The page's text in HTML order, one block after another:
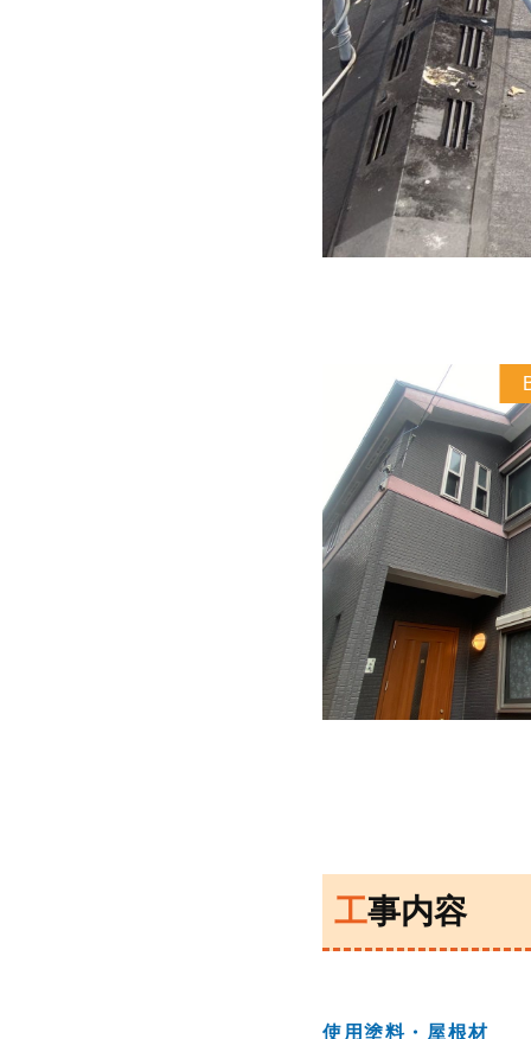
工事内容
使用塗料・屋根材